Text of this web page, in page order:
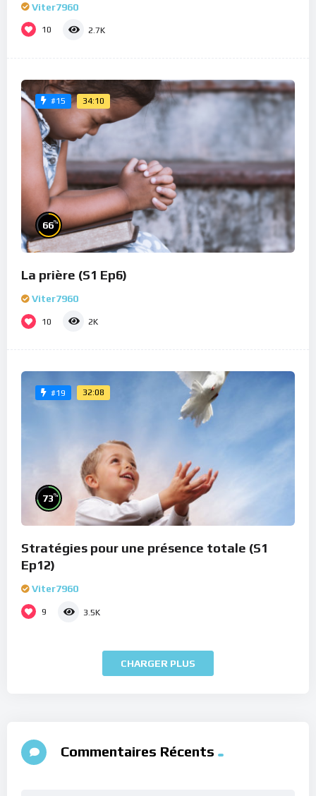
Viter7960
10 2.7K
#15 34:10
66%
La prière (S1 Ep6)
Viter7960
10 2K
#19 32:08
73%
Stratégies pour une présence totale (S1
Ep12)
Viter7960
9 3.5K
CHARGER PLUS
Commentaires Récents